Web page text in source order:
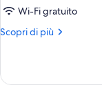
Wi-Fi gratuito
Scopri di più
Altri
Deluxe